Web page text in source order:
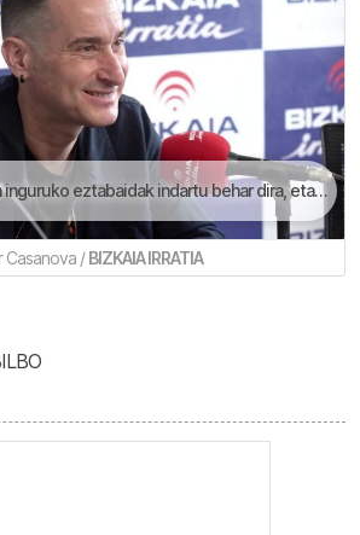
indartu behar dira, eta irainak zein liskarrak baztertu" adierazo dau EH Bilduko Bizkaiko bozeroaleak | Goizeko Izarretan
Casanova /BIZKAIA IRRATIA